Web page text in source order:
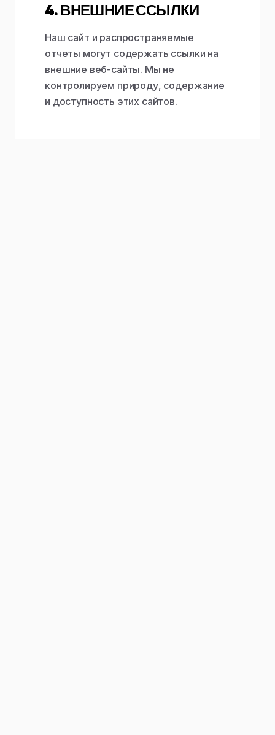
4. ВНЕШНИЕ ССЫЛКИ
Наш сайт и распространяемые
отчеты могут содержать ссылки на
внешние веб-сайты. Мы не
контролируем природу, содержание
и доступность этих сайтов.